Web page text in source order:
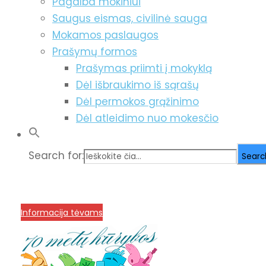
Saugus eismas, civilinė sauga
Mokamos paslaugos
Prašymų formos
Prašymas priimti į mokyklą
Dėl išbraukimo iš sąrašų
Dėl permokos grąžinimo
Dėl atleidimo nuo mokesčio
Search for:
Informacija tėvams